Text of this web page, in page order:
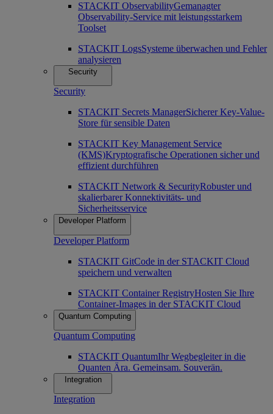
STACKIT ObservabilityGemanagter
Observability-Service mit leistungsstarkem
Toolset
STACKIT LogsSysteme überwachen und Fehler
analysieren
Security
Security
STACKIT Secrets ManagerSicherer Key-Value-
Store für sensible Daten
STACKIT Key Management Service
(KMS)Kryptografische Operationen sicher und
effizient durchführen
STACKIT Network & SecurityRobuster und
skalierbarer Konnektivitäts- und
Sicherheitsservice
Developer Platform
Developer Platform
STACKIT GitCode in der STACKIT Cloud
speichern und verwalten
STACKIT Container RegistryHosten Sie Ihre
Container-Images in der STACKIT Cloud
Quantum Computing
Quantum Computing
STACKIT QuantumIhr Wegbegleiter in die
Quanten Ära. Gemeinsam. Souverän.
Integration
Integration